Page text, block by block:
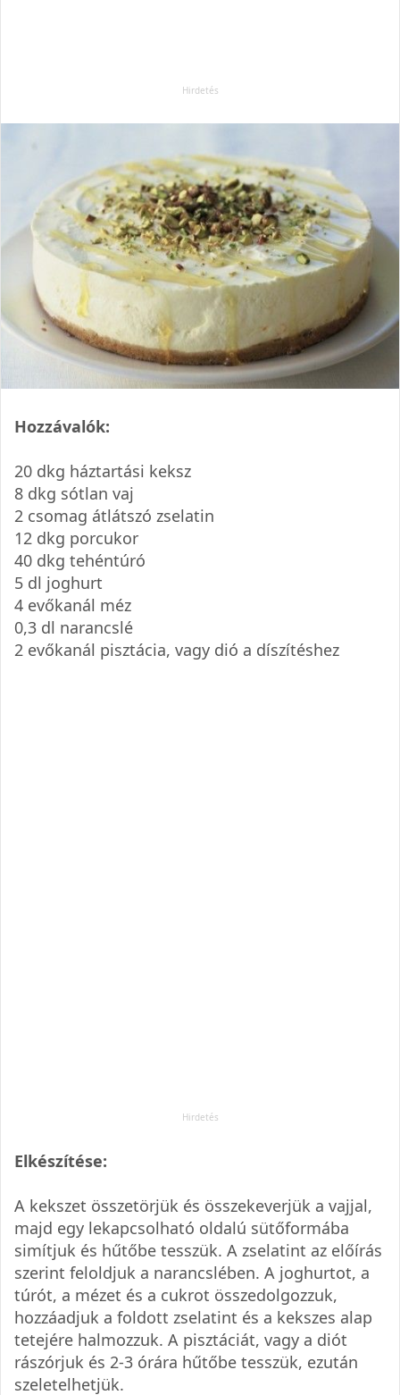
Hozzávalók:
20 dkg háztartási keksz
8 dkg sótlan vaj
2 csomag átlátszó zselatin
12 dkg porcukor
40 dkg tehéntúró
5 dl joghurt
4 evőkanál méz
0,3 dl narancslé
2 evőkanál pisztácia, vagy dió a díszítéshez
Elkészítése:
A kekszet összetörjük és összekeverjük a vajjal,
majd egy lekapcsolható oldalú sütőformába
simítjuk és hűtőbe tesszük. A zselatint az előírás
szerint feloldjuk a narancslében. A joghurtot, a
túrót, a mézet és a cukrot összedolgozzuk,
hozzáadjuk a foldott zselatint és a kekszes alap
tetejére halmozzuk. A pisztáciát, vagy a diót
rászórjuk és 2-3 órára hűtőbe tesszük, ezután
szeletelhetjük.